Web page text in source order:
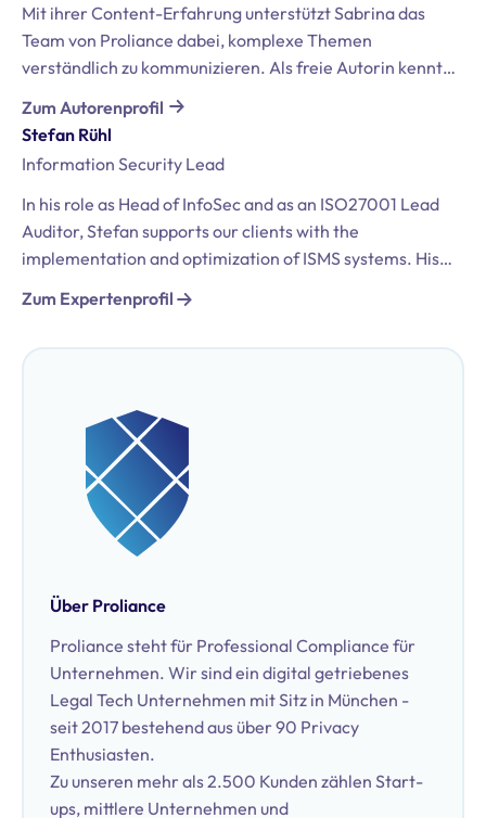
Mit ihrer Content-Erfahrung unterstützt Sabrina das
Team von Proliance dabei, komplexe Themen
verständlich zu kommunizieren. Als freie Autorin kennt
sie die Datenschutzbedürfnisse unterschiedlicher
Branchen und übersetzt selbst anspruchsvolle
Informationen in zielgruppengerechte Inhalte.
Zum Autorenprofil
Stefan Rühl
Information Security Lead
In his role as Head of InfoSec and as an ISO27001 Lead
Auditor, Stefan supports our clients with the
implementation and optimization of ISMS systems. His
emergency and crisis management teams, and
SMEs and large corporate structures. Additionally, he
decision-making related to cyber resilience and the
optimization of IT organizations.
Zum Expertenprofil
Über Proliance
Proliance steht für Professional Compliance für
Unternehmen. Wir sind ein digital getriebenes
Legal Tech Unternehmen mit Sitz in München -
seit 2017 bestehend aus über 90 Privacy
Enthusiasten.
Zu unseren mehr als 2.500 Kunden zählen Start-
ups, mittlere Unternehmen und